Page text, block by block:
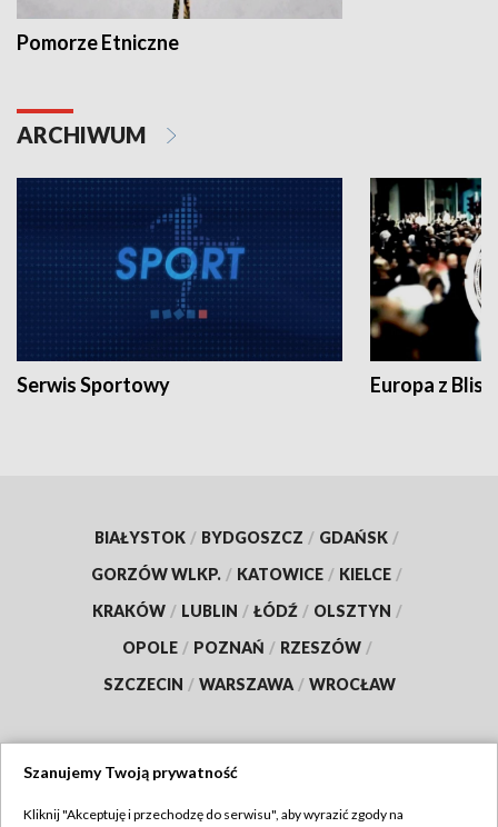
Pomorze Etniczne
ARCHIWUM
Serwis Sportowy Europa z
BIAŁYSTOK / BYDGOSZCZ / GDAŃSK /
GORZÓW WLKP. / KATOWICE / KIELCE /
KRAKÓW / LUBLIN / ŁÓDŹ / OLSZTYN /
OPOLE / POZNAŃ / RZESZÓW /
SZCZECIN / WARSZAWA / WROCŁAW
Szanujemy Twoją prywatność
Kliknij "Akceptuję i przechodzę do serwisu", aby wyrazić zgody na